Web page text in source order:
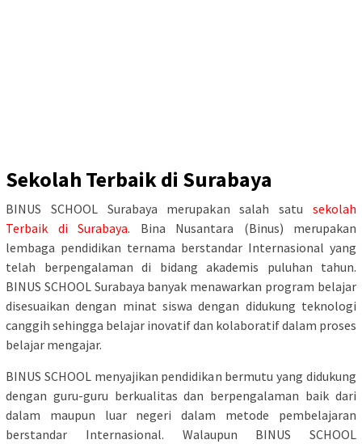
Sekolah Terbaik di Surabaya
BINUS SCHOOL Surabaya merupakan salah satu sekolah
Terbaik di Surabaya. Bina Nusantara (Binus) merupakan
lembaga pendidikan ternama berstandar Internasional yang
telah berpengalaman di bidang akademis puluhan tahun.
BINUS SCHOOL Surabaya banyak menawarkan program belajar
disesuaikan dengan minat siswa dengan didukung teknologi
canggih sehingga belajar inovatif dan kolaboratif dalam proses
belajar mengajar.
BINUS SCHOOL menyajikan pendidikan bermutu yang didukung
dengan guru-guru berkualitas dan berpengalaman baik dari
dalam maupun luar negeri dalam metode pembelajaran
berstandar Internasional. Walaupun BINUS SCHOOL